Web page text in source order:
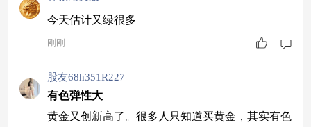
今天估计又绿很多
刚刚
股友68h351R227
有色弹性大
黄金又创新高了。很多人只知道买黄金，其实有色